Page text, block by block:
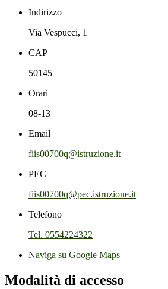
Indirizzo
Via Vespucci, 1
CAP
50145
Orari
08-13
Email
fiis00700q@istruzione.it
PEC
fiis00700q@pec.istruzione.it
Telefono
Tel. 0554224322
Naviga su Google Maps
Modalità di accesso